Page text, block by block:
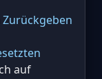
auf